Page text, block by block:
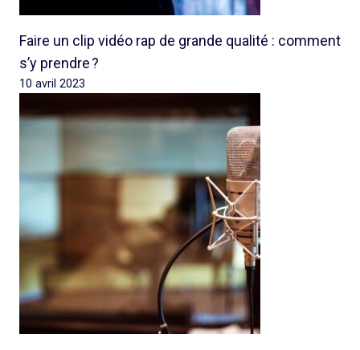
Faire un clip vidéo rap de grande qualité : comment
s’y prendre ?
10 avril 2023